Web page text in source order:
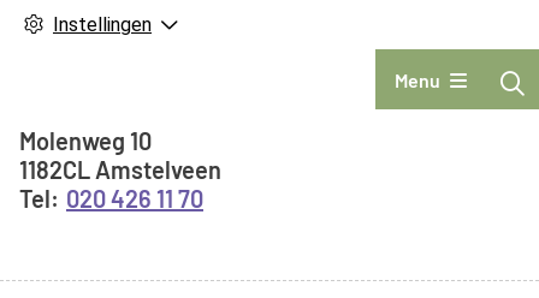
Instellingen
Hoofdmenu
Menu
Adresgegevens
Molenweg 10
1182CL Amstelveen
020 426 11 70